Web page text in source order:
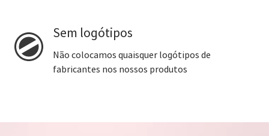
Sem logótipos
Não colocamos quaisquer logótipos de
fabricantes nos nossos produtos